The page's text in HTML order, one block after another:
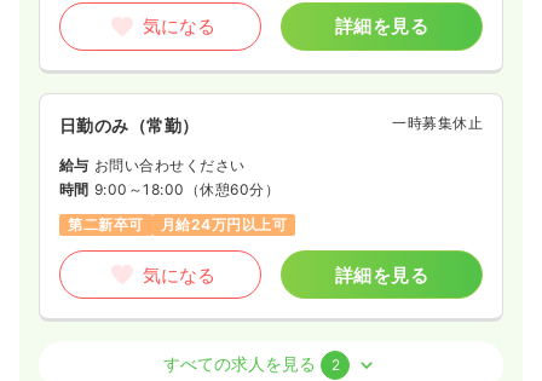
気になる 詳細を見る
日勤のみ（常勤） 一時募集休止
給与 お問い合わせください
時間 9:00～18:00 （休憩60分）
第二新卒可
月給24万円以上可
気になる 詳細を見る
すべての求人を見る 2